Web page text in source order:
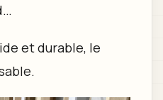
et durable, le